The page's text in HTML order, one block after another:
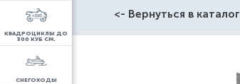
КВАДРОЦИКЛЫ ДО
300 КУБ СМ.
СНЕГОХОДЫ
<- Вернуться в каталог